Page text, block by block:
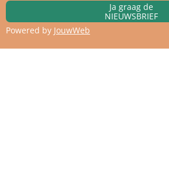
Ja graag de
NIEUWSBRIEF
Powered by JouwWeb